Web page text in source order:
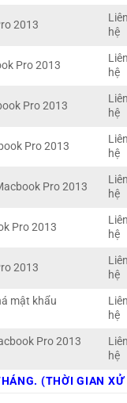
2013
Liên
hệ
Pro 2013
Liên
hệ
Pro 2013
Liên
hệ
Pro 2013
Liên
hệ
Pro 2013
Liên
hệ
Pro 2013
Liên
hệ
2013
Liên
hệ
mật khẩu
Liên
hệ
Pro 2013
Liên
hệ
(THỜI GIAN